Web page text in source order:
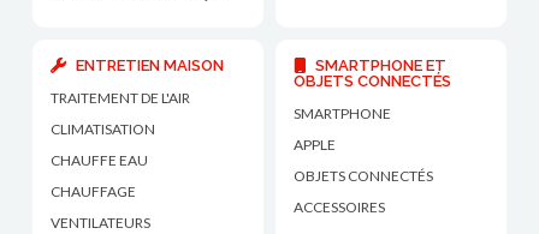
ENTRETIEN MAISON
TRAITEMENT DE L'AIR
CLIMATISATION
CHAUFFE EAU
CHAUFFAGE
VENTILATEURS
SMARTPHONE ET
OBJETS CONNECTÉS
SMARTPHONE
APPLE
OBJETS CONNECTÉS
ACCESSOIRES